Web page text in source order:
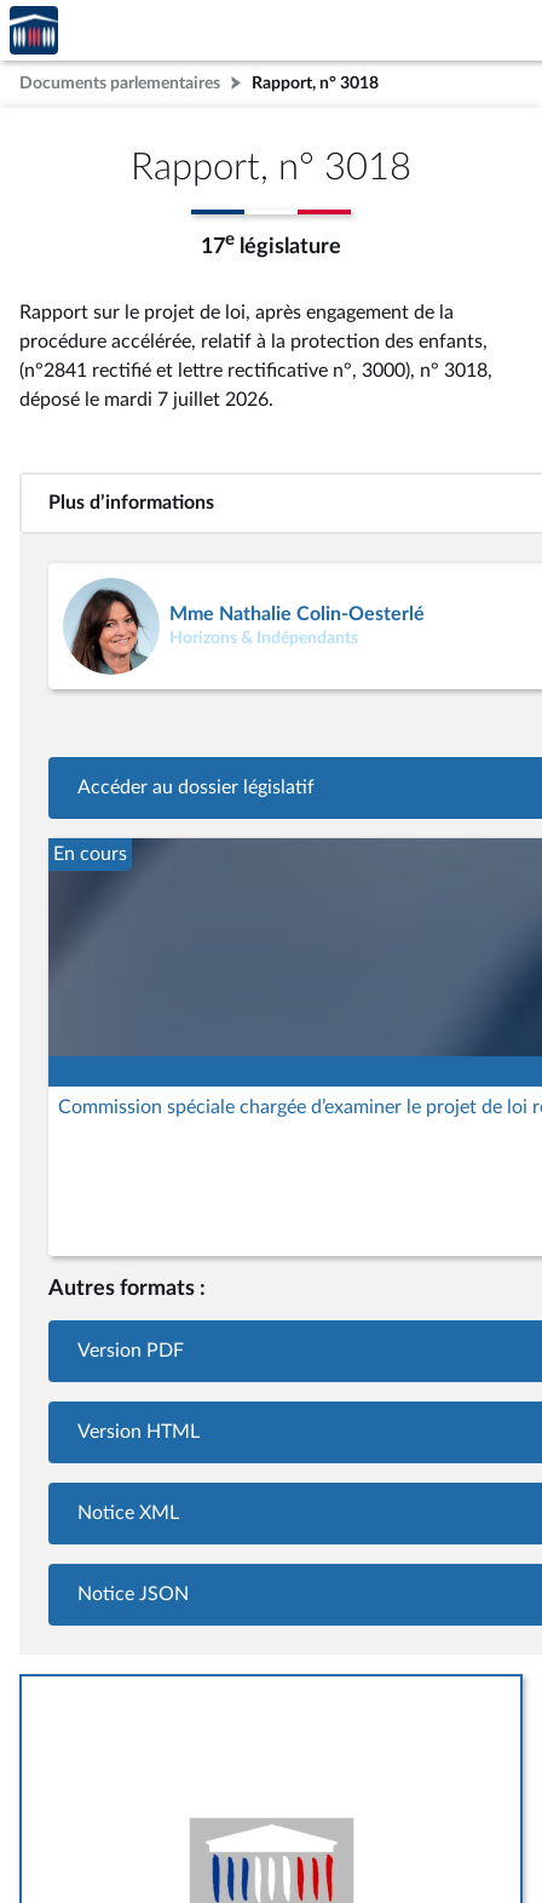
Aller au contenu
Aller en bas de la page
Accèder
à la
page
d'accueil
Documents parlementaires Rapport, n° 3018
Rapport, n° 3018
17e législature
Rapport sur le projet de loi, après engagement de la
procédure accélérée, relatif à la protection des enfants,
(n°2841 rectifié et lettre rectificative n°, 3000), n° 3018,
déposé le mardi 7 juillet 2026.
Plus d’informations
Mme Nathalie Colin-Oesterlé
Horizons & Indépendants
Accéder au dossier législatif
Commission spéciale chargée d’examiner le projet de
En cours
Autres formats :
Version PDF
Version HTML
Notice XML
Notice JSON